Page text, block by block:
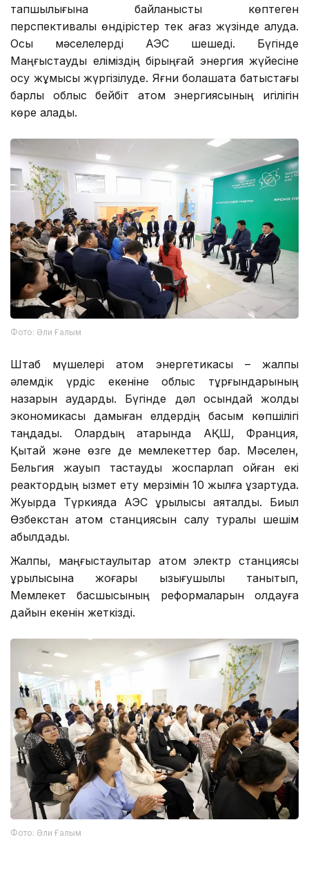
тапшылығына байланысты көптеген
перспективалы өндірістер тек қағаз жүзінде қалуда.
Осы мәселелерді АЭС шешеді. Бүгінде
Маңғыстауды еліміздің бірыңғай энергия жүйесіне
қосу жұмысы жүргізілуде. Яғни болашақта батыстағы
барлық облыс бейбіт атом энергиясының игілігін
көре алады.
Фото: Әли Ғалым
Штаб мүшелері атом энергетикасы – жалпы
әлемдік үрдіс екеніне облыс тұрғындарының
назарын аударды. Бүгінде дәл осындай жолды
экономикасы дамыған елдердің басым көпшілігі
таңдады. Олардың қатарында АҚШ, Франция,
Қытай және өзге де мемлекеттер бар. Мәселен,
Бельгия жауып тастауды жоспарлап қойған екі
реактордың қызмет ету мерзімін 10 жылға ұзартуда.
Жуырда Түркияда АЭС құрылысы аяқталды. Биыл
Өзбекстан атом станциясын салу туралы шешім
қабылдады.
Жалпы, маңғыстаулықтар атом электр станциясы
құрылысына жоғары қызығушылық танытып,
Мемлекет басшысының реформаларын қолдауға
дайын екенін жеткізді.
Фото: Әли Ғалым